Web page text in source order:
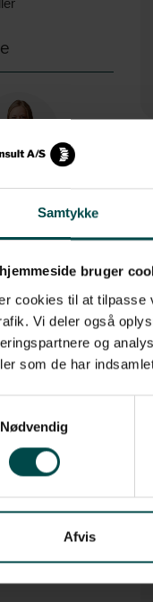
Samtykke
bruger
cookies til at tilpasse
Vi deler også
og
som de har
Nødvendig
Afvis
Torsdag: 8.00-
16.00
8.00 - 15.30